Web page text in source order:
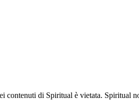
di Spiritual è vietata. Spiritual